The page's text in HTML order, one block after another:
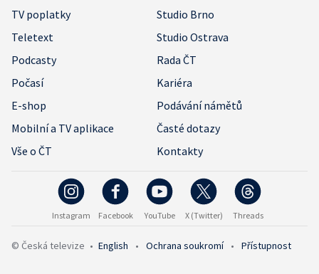
TV poplatky
Studio Brno
Teletext
Studio Ostrava
Podcasty
Rada ČT
Počasí
Kariéra
E-shop
Podávání námětů
Mobilní a TV aplikace
Časté dotazy
Vše o ČT
Kontakty
Instagram Facebook YouTube X (Twitter) Threads
© Česká televize • English • Ochrana soukromí • Přístupnost